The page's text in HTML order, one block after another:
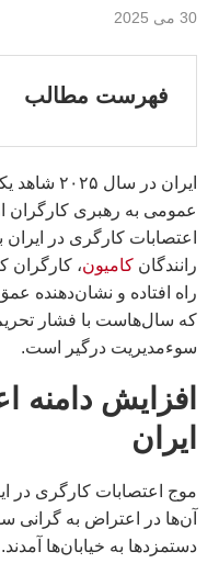
30 می 2025
فهرست مطالب
ایران در
عمومی به رهبری
اعتصابات کارگری در
رانندگان کامیون، کارگران
راه افتاده و نشان‌دهنده
که سال‌هاست با فشار
سوءمدیریت درگیر است.
افزایش دامنه
ایران
موج اعتصابات کارگری در
آن‌ها در اعتراض به
دستمزدها به خیابان‌ها